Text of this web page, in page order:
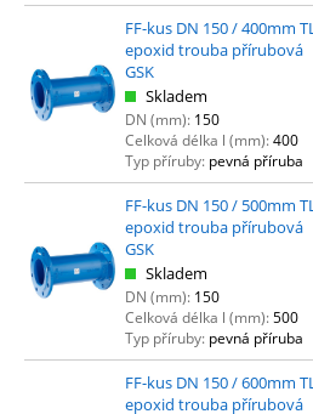
FF-kus DN 150 / 400mm TL
epoxid trouba přírubová
GSK
Skladem
DN (mm): 150
Celková délka l (mm):400
Typ příruby: pevná příruba
FF-kus DN 150 / 500mm TL
epoxid trouba přírubová
GSK
Skladem
DN (mm): 150
Celková délka l (mm):500
Typ příruby: pevná příruba
FF-kus DN 150 / 600mm TL
epoxid trouba přírubová